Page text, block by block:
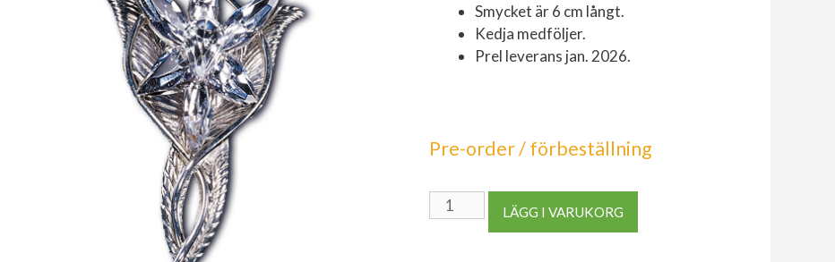
Smycket är 6 cm långt.
Kedja medföljer.
Prel leverans jan. 2026.
Pre-order / förbeställning
Sagan
om
LÄGG I VARUKORG